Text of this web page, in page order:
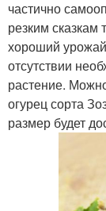
частично
резким сказкам
хороший
отсутствии
растение.
огурец сорта
размер будет